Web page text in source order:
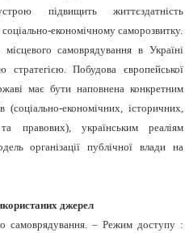
устрою підвищить життєздатність
економічному саморозвитку.
самоврядування в Україні
стратегією. Побудова європейської
має бути наповнена конкретним
економічних, історичних,
правових), українським реаліям
організації публічної влади на
джерел
самоврядування. – Режим доступу :